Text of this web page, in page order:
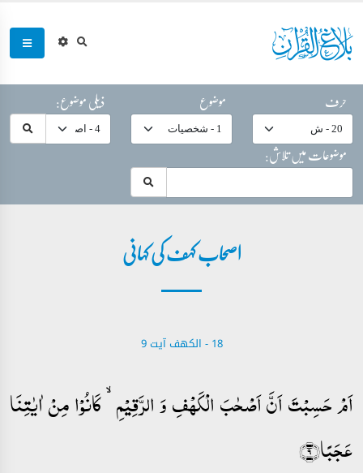
حرف موضوع
ذیلی موضوع:
موضوعات میں تلاش:
اصحاب کہف کی کہانی
18 - ‎الكهف آیت 9
اَمۡ حَسِبۡتَ اَنَّ اَصۡحٰبَ الۡکَہۡفِ وَ الرَّقِیۡمِ ۙ کَانُوۡا مِنۡ اٰیٰتِنَا
عَجَبًا﴿۹﴾